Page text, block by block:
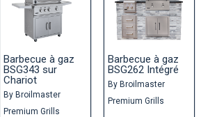
Barbecue à gaz
BSG343 sur
Chariot
ByBroilmaster
Premium Grills
Barbecue à gaz
BSG262 Intégré
By Broilmaster
Premium Grills